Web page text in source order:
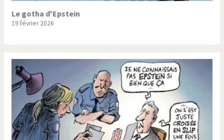
Le gotha d'Epstein
19 février 2026